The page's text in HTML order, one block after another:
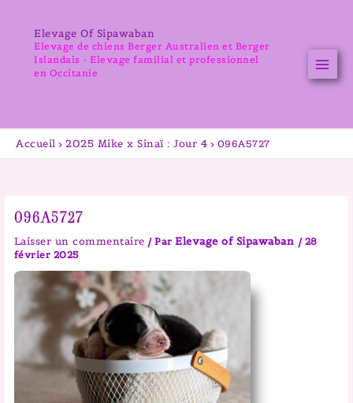
contenuElevage Of Sipawaban
Elevage de chiens Berger Australien et Berger
Islandais - Elevage familial et professionnel
en Occitanie
Accueil 2025 Mike x Sinaï : Jour 4 096A5727
096A5727
Laisser un commentaire / ParElevage of Sipawaban / 28
février 2025